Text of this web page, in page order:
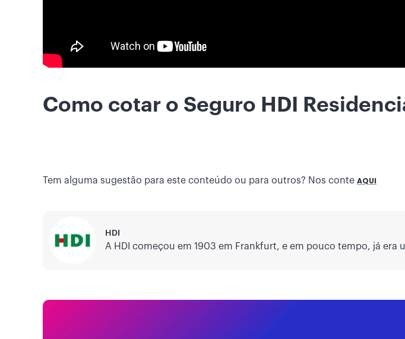
Como cotar o Seguro HDI
Tem alguma sugestão para este conteúdo ou para outros? Nos conte AQUI
HDI
A HDI começou em 1903 em Frankfurt, e em pouco tempo, já era